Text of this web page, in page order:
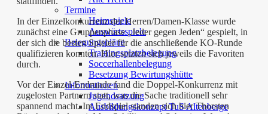
Termine
Heimspiele
Auswärtsspiele
Belegungspläne
Trainingsplatzbelegung
Soccerhallenbelegung
Besetzung Bewirtungshütte
Informationen
Jugendsatzung
Ausbildungskonzept TuS Altenberge
In der Einzelkonkurrenz der Herren/Damen-Klasse wurde
zunächst eine Gruppenphase „Jeder gegen Jeden“ gespielt, in
der sich die besten Spieler für die anschließende KO-Runde
qualifizieren konnten. Hier setzten sich jeweils die Favoriten
durch.
Vor der Einzel-Endrunde fand die Doppel-Konkurrenz mit
zugelosten Partnern statt, was die Sache traditionell sehr
spannend macht. Im Endspiel standen sich hier Thorsten